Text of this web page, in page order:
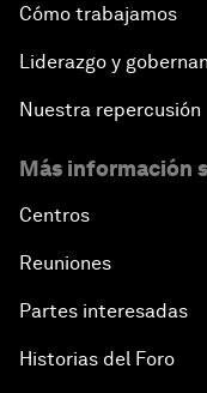
Cómo trabajamos
Liderazgo y
Nuestra repercusión
Más información
Centros
Reuniones
Partes interesadas
Historias del Foro